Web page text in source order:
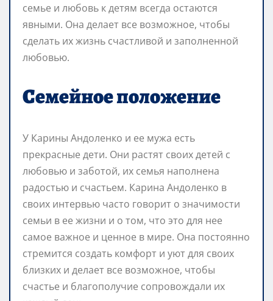
семье и любовь к детям всегда остаются
явными. Она делает все возможное, чтобы
сделать их жизнь счастливой и заполненной
любовью.
Семейное положение
У Карины Андоленко и ее мужа есть
прекрасные дети. Они растят своих детей с
любовью и заботой, их семья наполнена
радостью и счастьем. Карина Андоленко в
своих интервью часто говорит о значимости
семьи в ее жизни и о том, что это для нее
самое важное и ценное в мире. Она постоянно
стремится создать комфорт и уют для своих
близких и делает все возможное, чтобы
счастье и благополучие сопровождали их